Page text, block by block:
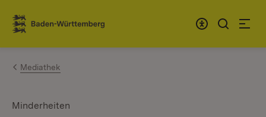
Zum Inhalt springen
Link zur Startseite
Mediathek
Minderheiten